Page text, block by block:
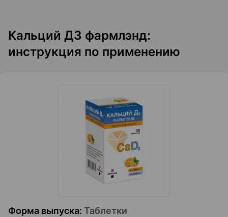
Кальций Д3 фармлэнд:
инструкция по применению
Форма выпуска: Таблетки